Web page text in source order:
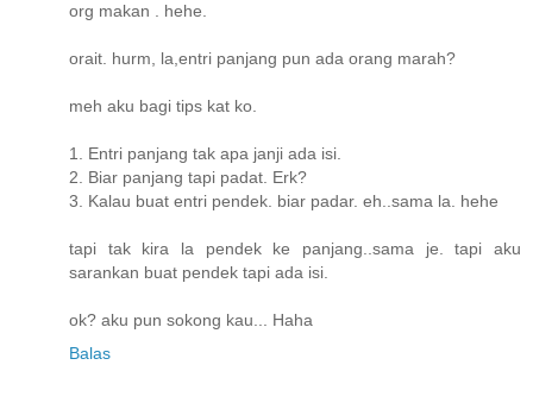
org makan . hehe.
orait. hurm, la,entri panjang pun ada orang marah?
meh aku bagi tips kat ko.
1. Entri panjang tak apa janji ada isi.
2. Biar panjang tapi padat. Erk?
3. Kalau buat entri pendek. biar padar. eh..sama la. hehe
tapi tak kira la pendek ke panjang..sama je. tapi aku
sarankan buat pendek tapi ada isi.
ok? aku pun sokong kau... Haha
Balas